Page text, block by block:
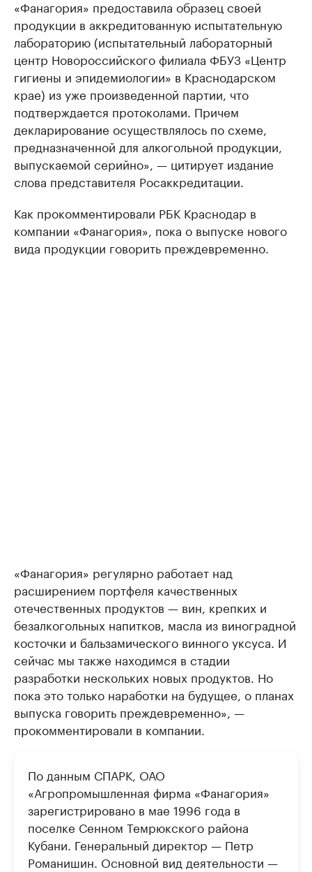
«Фанагория» предоставила образец своей
продукции в аккредитованную испытательную
лабораторию (испытательный лабораторный
центр Новороссийского филиала ФБУЗ «Центр
гигиены и эпидемиологии» в Краснодарском
крае) из уже произведенной партии, что
подтверждается протоколами. Причем
декларирование осуществлялось по схеме,
предназначенной для алкогольной продукции,
выпускаемой серийно», — цитирует издание
слова представителя Росаккредитации.
Как прокомментировали РБК Краснодар в
компании «Фанагория», пока о выпуске нового
вида продукции говорить преждевременно.
«Фанагория» регулярно работает над
расширением портфеля качественных
отечественных продуктов — вин, крепких и
безалкогольных напитков, масла из виноградной
косточки и бальзамического винного уксуса. И
сейчас мы также находимся в стадии
разработки нескольких новых продуктов. Но
пока это только наработки на будущее, о планах
выпуска говорить преждевременно», —
прокомментировали в компании.
По данным СПАРК, ОАО
«Агропромышленная фирма «Фанагория»
зарегистрировано в мае 1996 года в
поселке Сенном Темрюкского района
Кубани. Генеральный директор — Петр
Романишин. Основной вид деятельности —